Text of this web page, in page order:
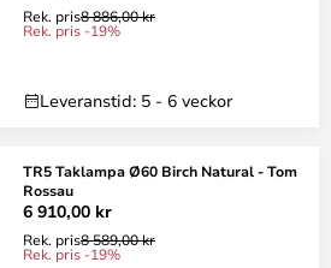
Rek. pris8 886,00 kr
Rek. pris -19%
Leveranstid: 5 - 6 veckor
TR5 Taklampa Ø60 Birch Natural - Tom
Rossau
6 910,00 kr
Rek. pris8 589,00 kr
Rek. pris -19%